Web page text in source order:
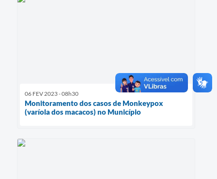
06 FEV 2023 - 08h30
Monitoramento dos casos de Monkeypox
(varíola dos macacos) no Município